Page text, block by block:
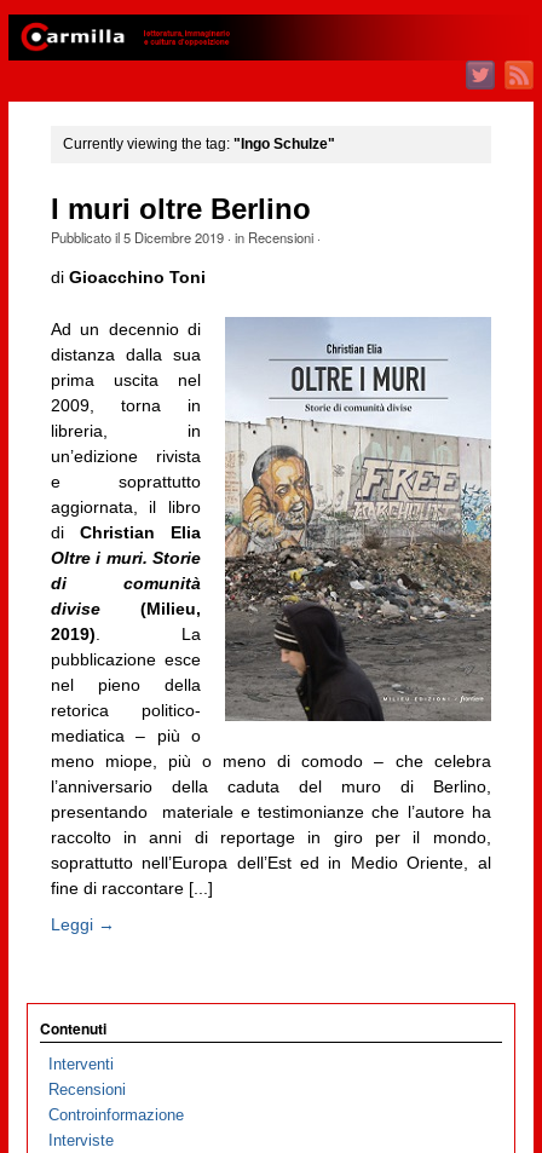
Currently viewing the tag: "Ingo Schulze"
I muri oltre Berlino
Pubblicato il5 Dicembre 2019· in Recensioni·
di Gioacchino Toni
Ad un decennio di
distanza dalla sua
prima uscita nel
2009, torna in
libreria, in
un’edizione rivista
e soprattutto
aggiornata, il libro
di Christian Elia
Oltre i muri. Storie
di comunità
divise(Milieu,
2019). La
pubblicazione esce
nel pieno della
retorica politico-
mediatica – più o
meno miope, più o meno di comodo – che celebra
l’anniversario della caduta del muro di Berlino,
presentando materiale e testimonianze che l’autore ha
raccolto in anni di reportage in giro per il mondo,
soprattutto nell’Europa dell’Est ed in Medio Oriente, al
fine di raccontare [...]
Leggi →
Contenuti
Interventi
Recensioni
Controinformazione
Interviste